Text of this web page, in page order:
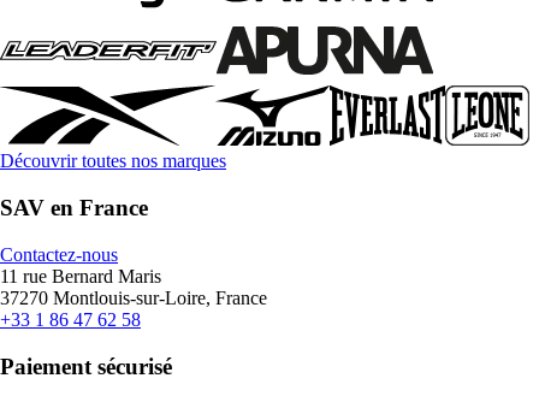
Découvrir toutes nos marques
SAV en France
Contactez-nous
11 rue Bernard Maris
37270 Montlouis-sur-Loire, France
+33 1 86 47 62 58
Paiement sécurisé